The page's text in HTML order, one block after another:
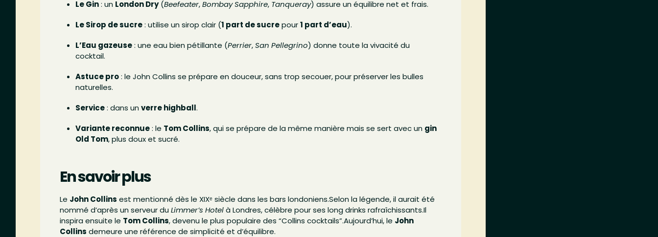
Le Gin: un London Dry(Beefeater,Bombay Sapphire, Tanqueray) assure un équilibre net et frais.
Le Sirop de sucre: utilise un sirop clair (1 part de sucrepour1 part d’eau).
L’Eau gazeuse: une eau bien pétillante (Perrier,San Pellegrino) donne toute la vivacité du
cocktail.
Astuce pro: le John Collins se prépare en douceur, sans trop secouer, pour préserver les bulles
naturelles.
Service: dans unverre highball.
Variante reconnue: le Tom Collins, qui se prépare de la même manière mais se sert avec un gin
Old Tom, plus doux et sucré.
En savoir plus
Le John Collins est mentionné dès le XIXᵉ siècle dans les bars londoniens.Selon la légende, il aurait été
nommé d’après un serveur duLimmer’s Hotelà Londres, célèbre pour ses long drinks rafraîchissants.Il
inspira ensuite le Tom Collins, devenu le plus populaire des “Collins cocktails”.Aujourd’hui, le John
Collins demeure une référence de simplicité et d’équilibre.